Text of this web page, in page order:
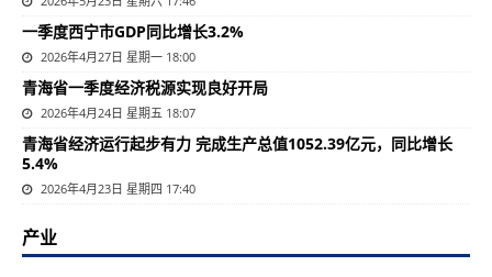
一季度西宁市GDP同比增长3.2%
2026年4月27日 星期一 18:00
青海省一季度经济税源实现良好开局
2026年4月24日 星期五 18:07
青海省经济运行起步有力 完成生产总值1052.39亿元，同比增长
5.4%
2026年4月23日 星期四 17:40
产业